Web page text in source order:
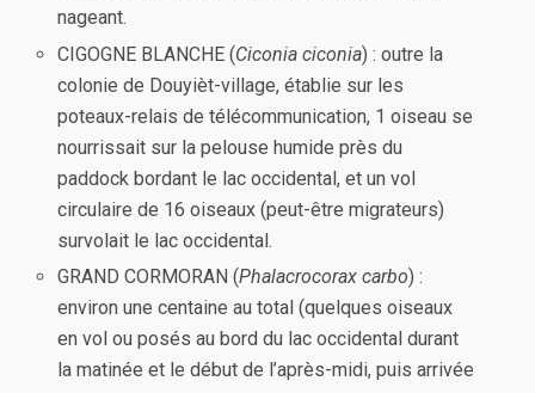
nageant.
CIGOGNE BLANCHE (Ciconia ciconia) : outre la
colonie de Douyièt-village, établie sur les
poteaux-relais de télécommunication, 1 oiseau se
nourrissait sur la pelouse humide près du
paddock bordant le lac occidental, et un vol
circulaire de 16 oiseaux (peut-être migrateurs)
survolait le lac occidental.
GRAND CORMORAN (Phalacrocorax carbo) :
environ une centaine au total (quelques oiseaux
en vol ou posés au bord du lac occidental durant
la matinée et le début de l’après-midi, puis arrivée